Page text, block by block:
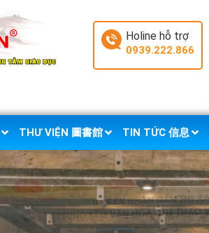
Holine hỗ trợ
0939.222.866
THƯ VIỆN 圖書館 TIN TỨC 信息